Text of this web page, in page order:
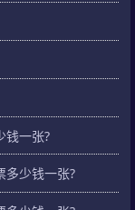
钱一张?
多少钱一张?